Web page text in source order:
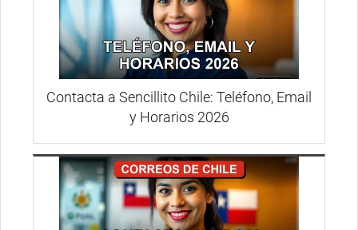
Contacta a Sencillito Chile: Teléfono, Email
y Horarios 2026